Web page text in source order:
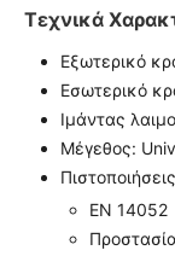
Τεχνικά
Εξωτερικό
Εσωτερικό
Ιμάντας
Μέγεθος:
EN 14052